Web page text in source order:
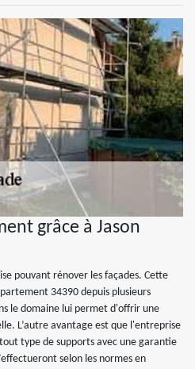
grâce à Jason
pouvant rénover les façades. Cette
34390 depuis plusieurs
le domaine lui permet d'offrir une
L’autre avantage est que l'entreprise
type de supports avec une garantie
selon les normes en